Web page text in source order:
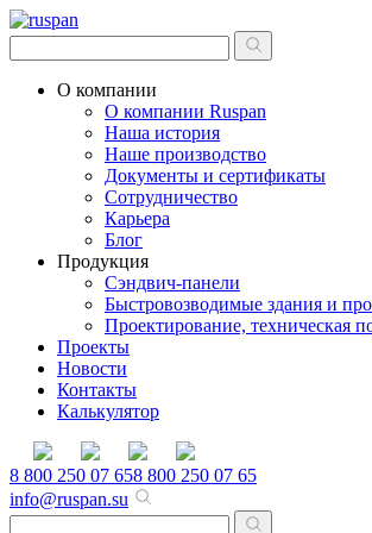
О компании
О компании Ruspan
Наша история
Наше производство
Документы и сертификаты
Сотрудничество
Карьера
Блог
Продукция
Сэндвич-панели
Быстровозводимые здания и
Проектирование, техническая
Проекты
Новости
Контакты
Калькулятор
8 800 250 07 658 800 250 07 65
info@ruspan.su